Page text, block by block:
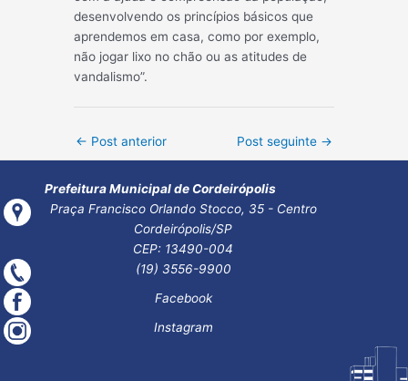
desenvolvendo os princípios básicos que
aprendemos em casa, como por exemplo,
não jogar lixo no chão ou as atitudes de
vandalismo”.
Post
← Post anterior Post seguinte →
Prefeitura Municipal de Cordeirópolis
Praça Francisco Orlando Stocco, 35 - Centro
Cordeirópolis/SP
CEP: 13490-004
(19) 3556-9900
Facebook
Instagram